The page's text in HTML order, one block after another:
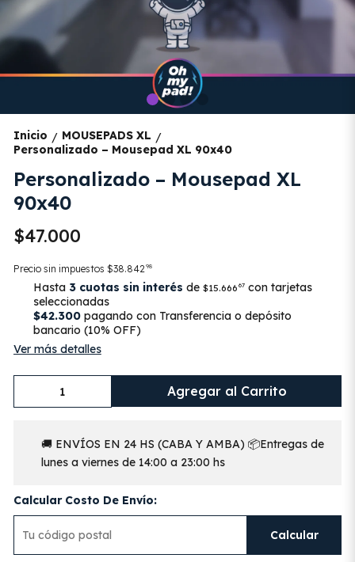
Inicio / MOUSEPADS XL /
Personalizado – Mousepad XL 90x40
Personalizado – Mousepad XL
90x40
$47.000
Precio sin impuestos $38.842 98
Hasta 3 cuotas sin interés de$15.666 67 con tarjetas
seleccionadas
$42.300pagando con Transferencia o depósito
bancario (10% OFF)
Ver más detalles
Agregar al Carrito
🚚 ENVÍOS EN 24 HS (CABA Y AMBA) 📦Entregas de
lunes a viernes de 14:00 a 23:00 hs
Calcular Costo De Envío:
Calcular